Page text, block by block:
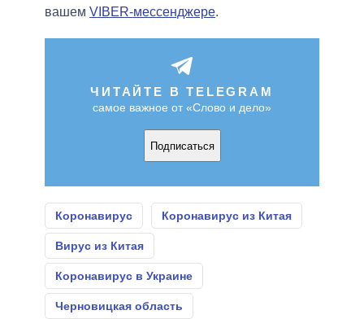
вашем VIBER-мессенджере.
ЧИТАЙТЕ В TELEGRAM
самое важное от «Слово и дело»
Подписаться
Коронавирус Коронавирус из Китая
Вирус из Китая
Коронавирус в Украине
Черновицкая область